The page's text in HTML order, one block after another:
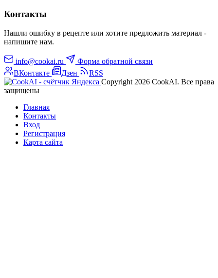
Контакты
Нашли ошибку в рецепте или хотите предложить материал -
напишите нам.
info@cookai.ru
Форма обратной связи
ВКонтакте
Дзен
RSS
Copyright 2026 CookAI. Все права
защищены
Главная
Контакты
Вход
Регистрация
Карта сайта